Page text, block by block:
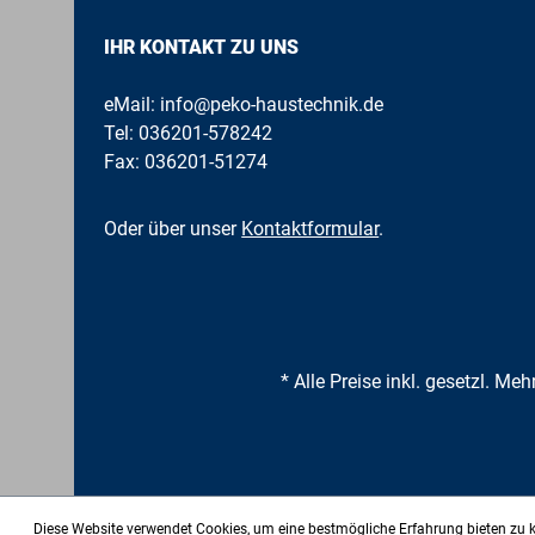
IHR KONTAKT ZU UNS
eMail: info@peko-haustechnik.de
Tel:036201-578242
Fax: 036201-51274
Oder über unser Kontaktformular.
* Alle Preise inkl. gesetzl.
Diese Website verwendet Cookies, um eine bestmögliche Erfahrung bieten zu